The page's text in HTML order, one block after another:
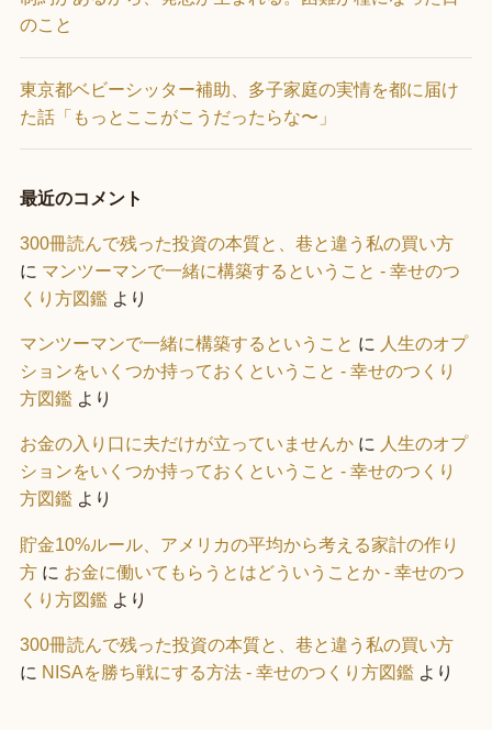
のこと
東京都ベビーシッター補助、多子家庭の実情を都に届け
た話「もっとここがこうだったらな〜」
最近のコメント
300冊読んで残った投資の本質と、巷と違う私の買い方
に マンツーマンで一緒に構築するということ - 幸せのつ
くり方図鑑より
マンツーマンで一緒に構築するということ に 人生のオプ
ションをいくつか持っておくということ - 幸せのつくり
方図鑑より
お金の入り口に夫だけが立っていませんかに 人生のオプ
ションをいくつか持っておくということ - 幸せのつくり
方図鑑より
貯金10%ルール、アメリカの平均から考える家計の作り
方に お金に働いてもらうとはどういうことか - 幸せのつ
くり方図鑑より
300冊読んで残った投資の本質と、巷と違う私の買い方
に NISAを勝ち戦にする方法 - 幸せのつくり方図鑑より